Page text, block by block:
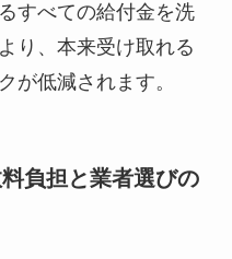
すべての給付金を洗
り、本来受け取れる
が低減されます。
負担と業者選びの